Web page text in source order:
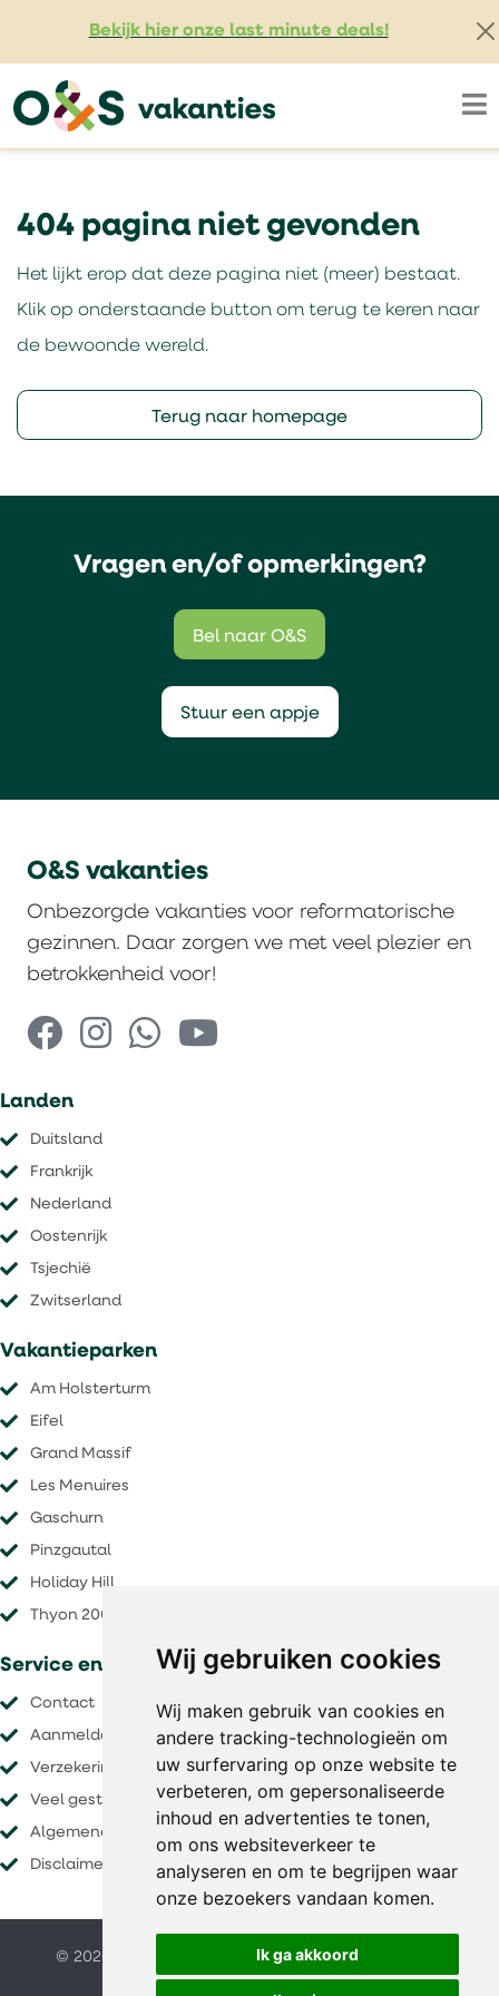
Wij gebruiken cookies
Wij maken gebruik van cookies en
andere tracking-technologieën om
uw surfervaring op onze website te
verbeteren, om gepersonaliseerde
inhoud en advertenties te tonen,
om ons websiteverkeer te
analyseren en om te begrijpen waar
onze bezoekers vandaan komen.
Ik ga akkoord
Bekijk hier onze last minute deals!
404 pagina niet gevonden
Het lijkt erop dat deze pagina niet (meer) bestaat.
Klik op onderstaande button om terug te keren naar
de bewoonde wereld.
Terug naar homepage
Vragen en/of opmerkingen?
Bel naar O&S
Stuur een appje
O&S vakanties
Onbezorgde vakanties voor reformatorische
gezinnen. Daar zorgen we met veel plezier en
betrokkenheid voor!
Landen
Duitsland
Frankrijk
Nederland
Oostenrijk
Tsjechië
​​​​​​​Zwitserland
Vakantieparken
Am Holsterturm
Eifel
Grand Massif
Les Menuires
Gaschurn
Pinzgautal
Holiday Hill
Thyon 2000
Service en voorwaarden
Contact
Aanmelden nieuwsbrief
Verzekeringen
Veel gestelde vragen
Algemene voorwaarden
Disclaimer
© 2026 O&S vakanties | Website door FalcoTravel